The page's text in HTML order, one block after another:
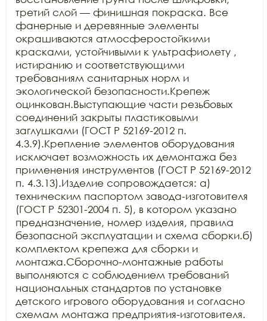
третий слой — финишная покраска. Все
фанерные и деревянные элементы
окрашиваются атмосферостойкими
красками, устойчивыми к ультрафиолету ,
истиранию и соответствующими
требованиям санитарных норм и
экологической безопасности.Крепеж
оцинкован.Выступающие части резьбовых
соединений закрыты пластиковыми
заглушками (ГОСТ Р 52169-2012 п.
4.3.9).Крепление элементов оборудования
исключает возможность их демонтажа без
применения инструментов (ГОСТ Р 52169-2012
п. 4.3.13).Изделие сопровождается: а)
техническим паспортом завода-изготовителя
(ГОСТ Р 52301-2004 п. 5), в котором указано
предназначение, номер изделия, правила
безопасной эксплуатации и схема сборки.б)
комплектом крепежа для сборки и
монтажа.Сборочно-монтажные работы
выполняются с соблюдением требований
национальных стандартов по установке
детского игрового оборудования и согласно
схемам монтажа предприятия-изготовителя.